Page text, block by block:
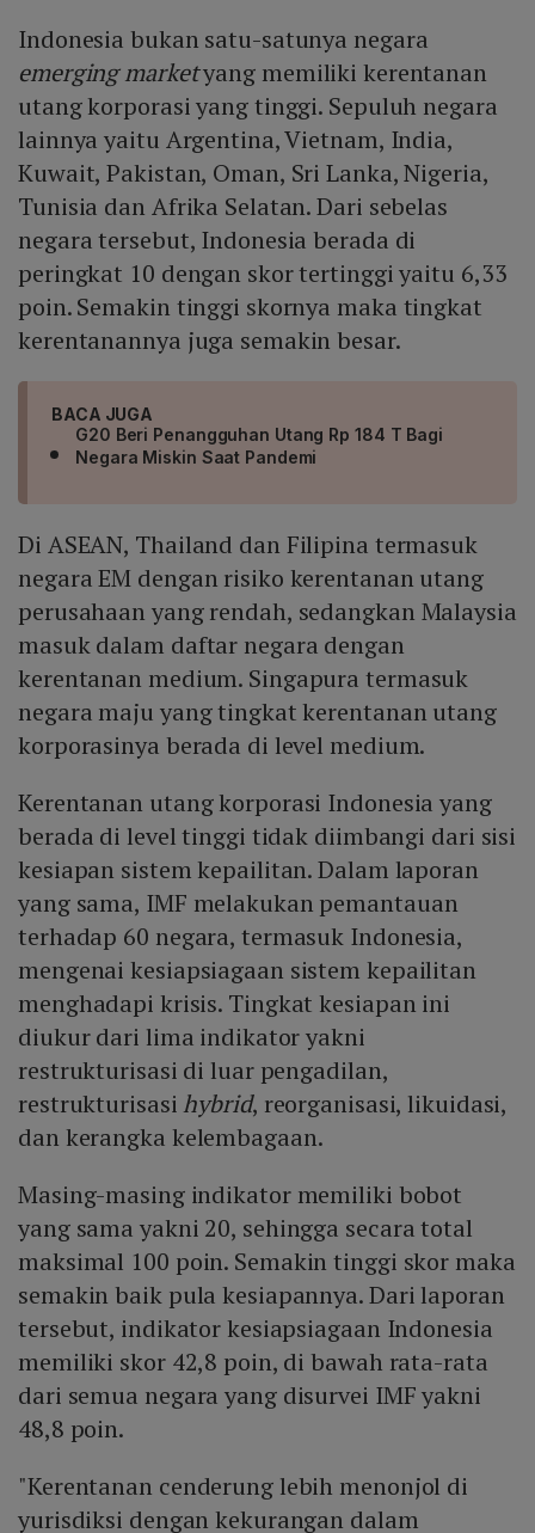
Indonesia bukan satu-satunya negara
emerging marketyang memiliki kerentanan
utang korporasi yang tinggi. Sepuluh negara
lainnya yaitu Argentina, Vietnam, India,
Kuwait, Pakistan, Oman, Sri Lanka, Nigeria,
Tunisia dan Afrika Selatan. Dari sebelas
negara tersebut, Indonesia berada di
peringkat 10 dengan skor tertinggi yaitu 6,33
poin. Semakin tinggi skornya maka tingkat
kerentanannya juga semakin besar.
BACA JUGA
G20 Beri Penangguhan Utang Rp 184 T Bagi
Negara Miskin Saat Pandemi
Di ASEAN, Thailand dan Filipina termasuk
negara EM dengan risiko kerentanan utang
perusahaan yang rendah, sedangkan Malaysia
masuk dalam daftar negara dengan
kerentanan medium. Singapura termasuk
negara maju yang tingkat kerentanan utang
korporasinya berada di level medium.
Kerentanan utang korporasi Indonesia yang
berada di level tinggi tidak diimbangi dari sisi
kesiapan sistem kepailitan. Dalam laporan
yang sama, IMF melakukan pemantauan
terhadap 60 negara, termasuk Indonesia,
mengenai kesiapsiagaan sistem kepailitan
menghadapi krisis. Tingkat kesiapan ini
diukur dari lima indikator yakni
restrukturisasi di luar pengadilan,
restrukturisasihybrid, reorganisasi, likuidasi,
dan kerangka kelembagaan.
Masing-masing indikator memiliki bobot
yang sama yakni 20, sehingga secara total
maksimal 100 poin. Semakin tinggi skor maka
semakin baik pula kesiapannya. Dari laporan
tersebut, indikator kesiapsiagaan Indonesia
memiliki skor 42,8 poin, di bawah rata-rata
dari semua negara yang disurvei IMF yakni
48,8 poin.
"Kerentanan cenderung lebih menonjol di
yurisdiksi dengan kekurangan dalam